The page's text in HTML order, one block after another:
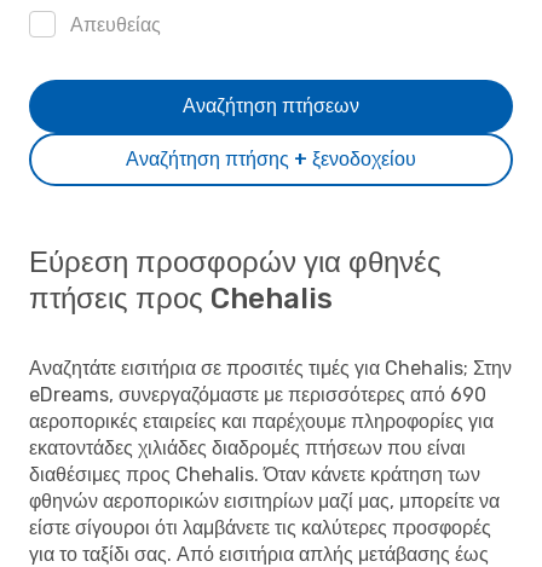
Απευθείας
Αναζήτηση πτήσης + ξενοδοχείου
Αναζήτηση πτήσεων
Εύρεση προσφορών για φθηνές
πτήσεις προς Chehalis
Αναζητάτε εισιτήρια σε προσιτές τιμές για Chehalis; Στην
eDreams, συνεργαζόμαστε με περισσότερες από 690
αεροπορικές εταιρείες και παρέχουμε πληροφορίες για
εκατοντάδες χιλιάδες διαδρομές πτήσεων που είναι
διαθέσιμες προς Chehalis. Όταν κάνετε κράτηση των
φθηνών αεροπορικών εισιτηρίων μαζί μας, μπορείτε να
είστε σίγουροι ότι λαμβάνετε τις καλύτερες προσφορές
για το ταξίδι σας. Από εισιτήρια απλής μετάβασης έως